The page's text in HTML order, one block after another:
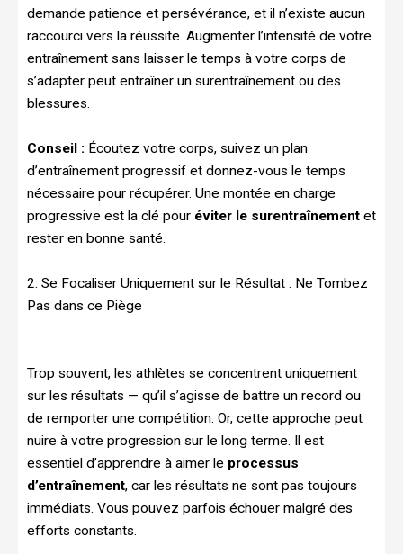
demande patience et persévérance, et il n’existe aucun
raccourci vers la réussite. Augmenter l’intensité de votre
entraînement sans laisser le temps à votre corps de
s’adapter peut entraîner un surentraînement ou des
blessures.
Conseil : Écoutez votre corps, suivez un plan
d’entraînement progressif et donnez-vous le temps
nécessaire pour récupérer. Une montée en charge
progressive est la clé pour éviter le surentraînement et
rester en bonne santé.
2. Se Focaliser Uniquement sur le Résultat : Ne Tombez
Pas dans ce Piège
Trop souvent, les athlètes se concentrent uniquement
sur les résultats — qu’il s’agisse de battre un record ou
de remporter une compétition. Or, cette approche peut
nuire à votre progression sur le long terme. Il est
essentiel d’apprendre à aimer le processus
d’entraînement, car les résultats ne sont pas toujours
immédiats. Vous pouvez parfois échouer malgré des
efforts constants.